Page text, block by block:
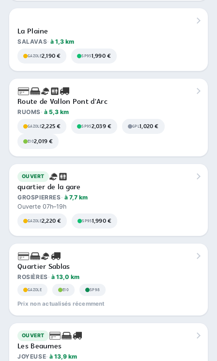
La Plaine
SALAVAS à 1,3 km
GAZOLE2,190 € SP951,990 €
Route de Vallon Pont d'Arc
RUOMS à 5,3 km
GAZOLE2,225 € SP952,039 € GPL1,020 €
E102,019 €
OUVERT
quartier de la gare
GROSPIERRES à 7,7 km
Ouverte 07h–19h
GAZOLE2,220 € SP951,990 €
Quartier Sablas
ROSIÈRES à 13,0 km
GAZOLE E10 SP98
Prix non actualisés récemment
OUVERT
Les Beaumes
JOYEUSE à 13,9 km